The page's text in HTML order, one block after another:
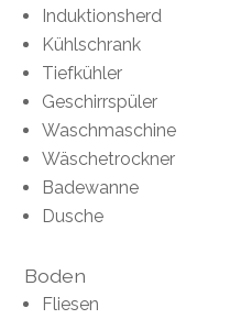
Induktionsherd
Kühlschrank
Tiefkühler
Geschirrspüler
Waschmaschine
Wäschetrockner
Badewanne
Dusche
Boden
Fliesen